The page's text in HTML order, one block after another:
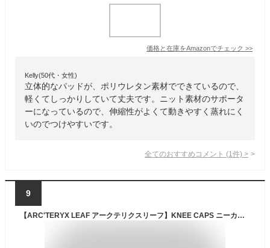
価格と在庫をAmazonでチェック >>
Kelly(50代・女性)
立体的なパッドが、ポリウレタン素材でできているので、
軽くてしっかりしていて丈夫です。ニット素材のサポータ
ーになっているので、伸縮性がよくて動きやすく蒸れにく
いのでつけやすいです。
全てのおすすめコメント (1 件) >
9
【ARC'TERYX LEAF アークテリクスリーフ】KNEE CAPS ニーカップ ニーパッド 9467(Crocodile) [並行輸入品]